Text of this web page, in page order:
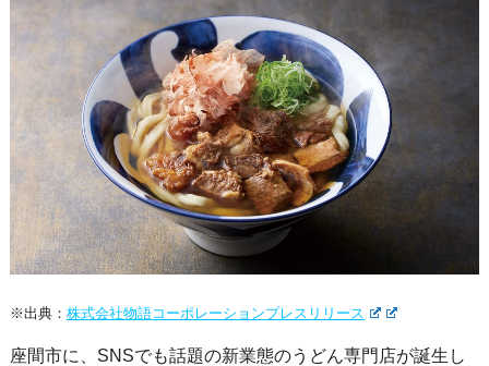
※出典： 株式会社物語コーポレーションプレスリリース
座間市に、SNSでも話題の新業態のうどん専門店が誕生し